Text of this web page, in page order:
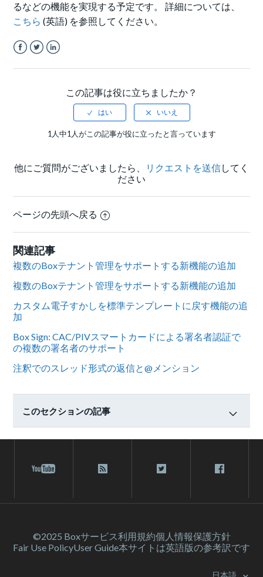
るなどの機能を実現する予定です。 詳細については、
こちら (英語) を参照してください。
この記事は役に立ちましたか？
1人中1人がこの記事が役に立ったと言っています
他にご質問がございましたら、 リクエストを送信してく
ださい
ページの先頭へ戻る
関連記事
複数のBoxテナント管理をサポートする新機能の追加
複数のBoxテナント管理をサポートする新機能の追加
カスタム電子すかしを標準テンプレートに戻す機能の追
加
Box Sign: CAC/PIVスマートカードによる署名者認証で
の複数の署名者のサポート
注釈でのスレッド形式の返信と@メンション
このセクションの記事
©2025 Boxサービス利⽤規約個人情報保護方針
Fair Use PolicyUser Guide本サイトは英語版の参考訳です